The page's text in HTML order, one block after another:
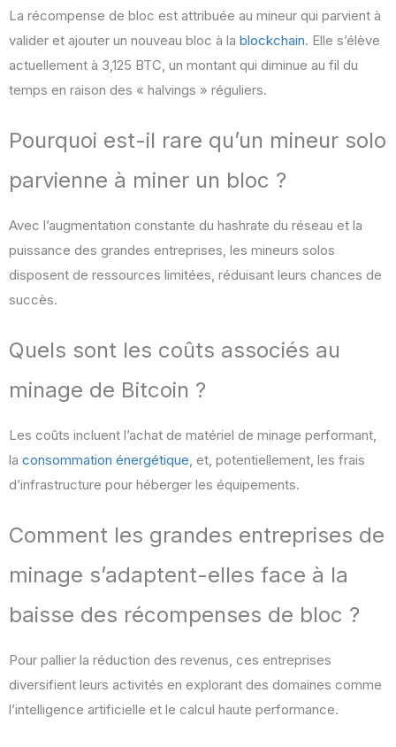
La récompense de bloc est attribuée au mineur qui parvient à
valider et ajouter un nouveau bloc à la blockchain. Elle s’élève
actuellement à 3,125 BTC, un montant qui diminue au fil du
temps en raison des « halvings » réguliers.
Pourquoi est-il rare qu’un mineur solo
parvienne à miner un bloc ?
Avec l’augmentation constante du hashrate du réseau et la
puissance des grandes entreprises, les mineurs solos
disposent de ressources limitées, réduisant leurs chances de
succès.
Quels sont les coûts associés au
minage de Bitcoin ?
Les coûts incluent l’achat de matériel de minage performant,
la consommation énergétique, et, potentiellement, les frais
d’infrastructure pour héberger les équipements.
Comment les grandes entreprises de
minage s’adaptent-elles face à la
baisse des récompenses de bloc ?
Pour pallier la réduction des revenus, ces entreprises
diversifient leurs activités en explorant des domaines comme
l’intelligence artificielle et le calcul haute performance.